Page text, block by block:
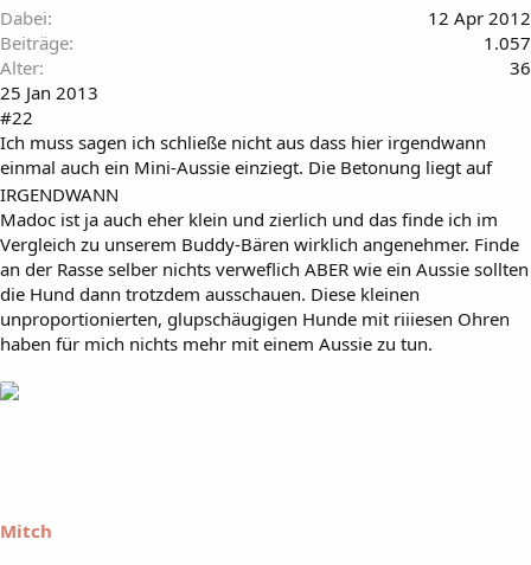
Dabei
12 Apr 2012
Beiträge
1.057
Alter
36
25 Jan 2013
#22
Ich muss sagen ich schließe nicht aus dass hier irgendwann
einmal auch ein Mini-Aussie einziegt. Die Betonung liegt auf
IRGENDWANN
Madoc ist ja auch eher klein und zierlich und das finde ich im
Vergleich zu unserem Buddy-Bären wirklich angenehmer. Finde
an der Rasse selber nichts verweflich ABER wie ein Aussie sollten
die Hund dann trotzdem ausschauen. Diese kleinen
unproportionierten, glupschäugigen Hunde mit riiiesen Ohren
haben für mich nichts mehr mit einem Aussie zu tun.
Mitch